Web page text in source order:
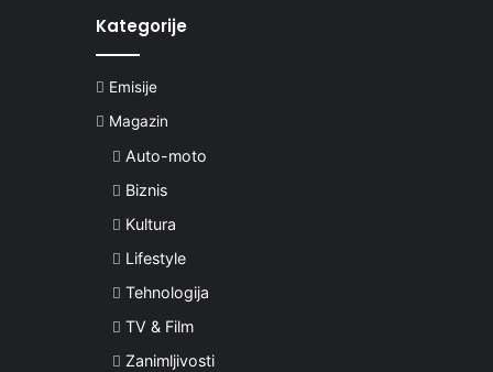
Kategorije
Emisije
Magazin
Auto-moto
Biznis
Kultura
Lifestyle
Tehnologija
TV & Film
Zanimljivosti